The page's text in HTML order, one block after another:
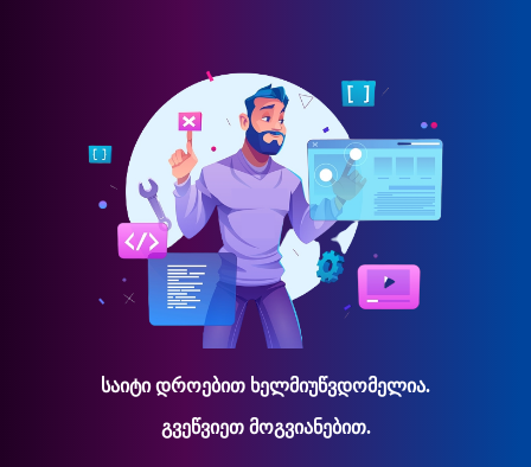
საიტი დროებით ხელმიუწვდომელია.
გვეწვიეთ მოგვიანებით.